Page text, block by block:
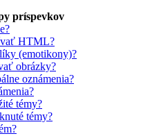
príspevkov
HTML?
(emotikony)?
obrázky?
oznámenia?
témy?
témy?